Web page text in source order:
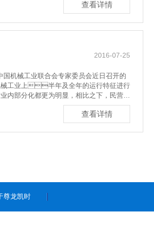
查看详情
2016-07-25
机械工业联合会专家委员会近日召开的
械工业上半年及全年的运行特征进行
部分化都更为明显，相比之下，民营企
查看详情
尊龙凯时